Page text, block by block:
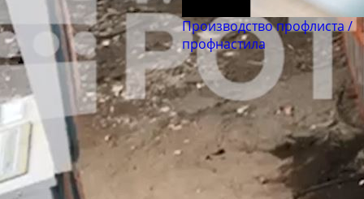
Производство профлиста /
профнастила